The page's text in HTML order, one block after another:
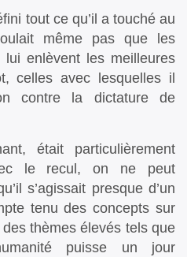
tout ce qu’il a touché au
même pas que les
enlèvent les meilleures
celles avec lesquelles il
contre la dictature de
était particulièrement
le recul, on ne peut
s’agissait presque d’un
tenu des concepts sur
des thèmes élevés tels que
puisse un jour